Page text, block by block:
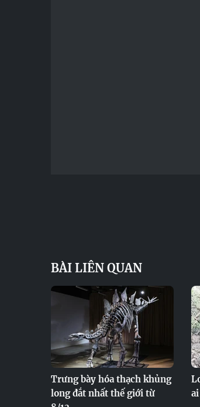
BÀI LIÊN QUAN
Trưng bày hóa thạch khủng
long đắt nhất thế giới từ